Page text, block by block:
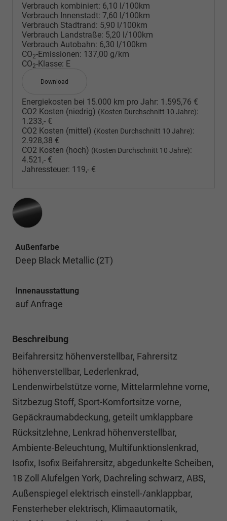
Verbrauch kombiniert: 6,10 l/100km
Verbrauch Innenstadt: 7,60 l/100km
Verbrauch Stadtrand: 5,90 l/100km
Verbrauch Landstraße: 5,20 l/100km
Verbrauch Autobahn: 6,30 l/100km
CO2-Emissionen: 137,00 g/km
CO2-Klasse: E
Download
Energiekosten bei 15.000 km pro Jahr: 1.595,76 €
CO2 Kosten (niedrig) (Kosten Durchschnitt 10 Jahre):
1.233,- €
CO2 Kosten (mittel) (Kosten Durchschnitt 10 Jahre):
2.928,38 €
CO2 Kosten (hoch) (Kosten Durchschnitt 10 Jahre):
4.521,- €
Jahressteuer: 119,- €
Außenfarbe
Deep Black Metallic (2T)
Innenausstattung
auf Anfrage
Beschreibung
Beifahrersitz höhenverstellbar, Fahrersitz
höhenverstellbar, Lederlenkrad,
Lendenwirbelstütze vorne, Mittelarmlehne vorne,
Sitzbezug Stoff, Sport-Komfortsitze vorne,
Gepäckraumabdeckung, geteilt umklappbare
Rücksitzlehne, Lenkrad höhenverstellbar,
Ambiente-Beleuchtung, Multifunktionslenkrad,
Isofix, Isofix Beifahrersitz, abgedunkelte Scheiben,
18 Zoll Alufelgen York, Dachreling schwarz, ABS,
Außenspiegel elektrisch einstell-/anklappbar,
Fensterheber elektrisch, Klimaautomatik,